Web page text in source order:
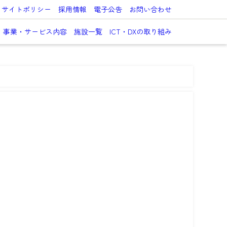
サイトポリシー 採用情報 電子公告 お問い合わせ
事業・サービス内容 施設一覧 ICT・DXの取り組み